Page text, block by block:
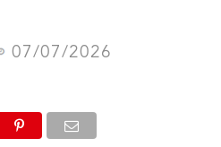
07/07/2026